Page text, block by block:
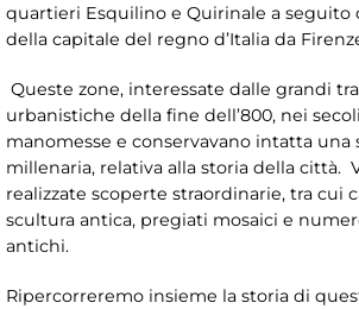
quartieri Esquilino e Quirinale a seguito
della capitale del regno d’Italia da
Queste zone, interessate dalle grandi
urbanistiche della fine dell’800, nei
manomesse e conservavano intatta una
millenaria, relativa alla storia della città.
realizzate scoperte straordinarie, tra cui
scultura antica, pregiati mosaici e
antichi.
Ripercorreremo insieme la storia di